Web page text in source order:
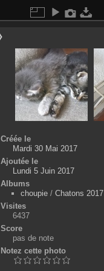
Créée le
Mardi 30 Mai 2017
Ajoutée le
Lundi 5 Juin 2017
Albums
choupie/ Chatons 2017
Visites
6437
Score
pas de note
Notez cette photo